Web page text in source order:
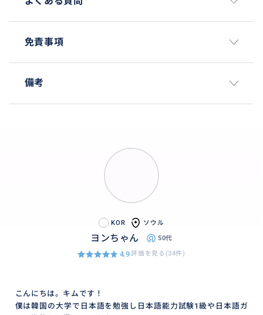
免責事項
備考
KOR ソウル
ヨンちゃん 50代
4.9評価を見る(34件)
こんにちは。キムです！
僕は韓国の大学で日本語を勉強し日本語能力試験1級や日本語ガ